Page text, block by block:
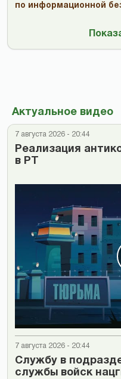
по информационной
Актуальное видео
7 августа 2026 - 20:44
Реализация
в РТ
7 августа 2026 - 20:44
Cлужбу в
службы войск